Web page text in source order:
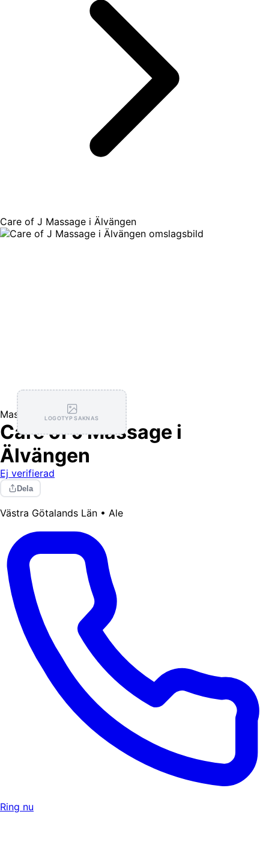
Care of J Massage i Älvängen
LOGOTYP SAKNAS
Massage
Care of J Massage i
Älvängen
Ej verifierad
Dela
Västra Götalands Län • Ale
Ring nu